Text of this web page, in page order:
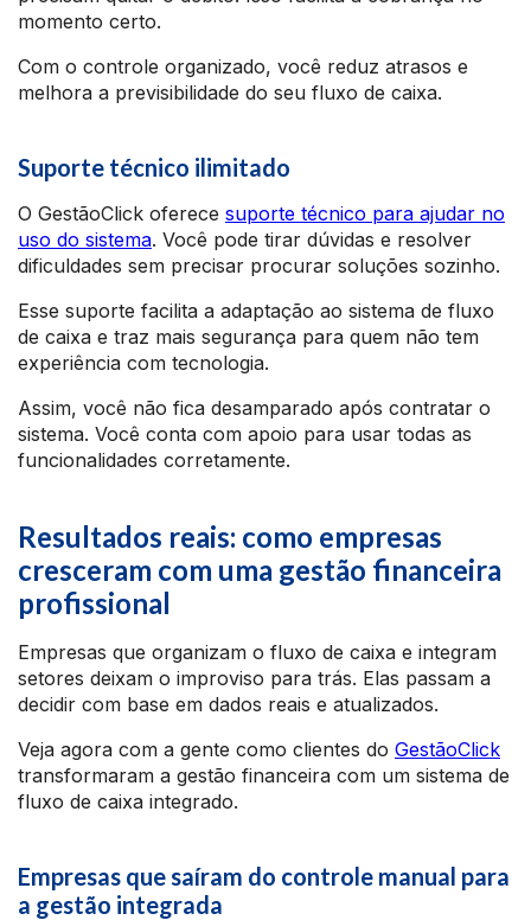
momento certo.
Com o controle organizado, você reduz atrasos e
melhora a previsibilidade do seu fluxo de caixa.
Suporte técnico ilimitado
O GestãoClick oferece suporte técnico para ajudar no
uso do sistema. Você pode tirar dúvidas e resolver
dificuldades sem precisar procurar soluções sozinho.
Esse suporte facilita a adaptação ao sistema de fluxo
de caixa e traz mais segurança para quem não tem
experiência com tecnologia.
Assim, você não fica desamparado após contratar o
sistema. Você conta com apoio para usar todas as
funcionalidades corretamente.
Resultados reais: como empresas
cresceram com uma gestão financeira
profissional
Empresas que organizam o fluxo de caixa e integram
setores deixam o improviso para trás. Elas passam a
decidir com base em dados reais e atualizados.
Veja agora com a gente como clientes do GestãoClick
transformaram a gestão financeira com um sistema de
fluxo de caixa integrado.
Empresas que saíram do controle manual para
a gestão integrada